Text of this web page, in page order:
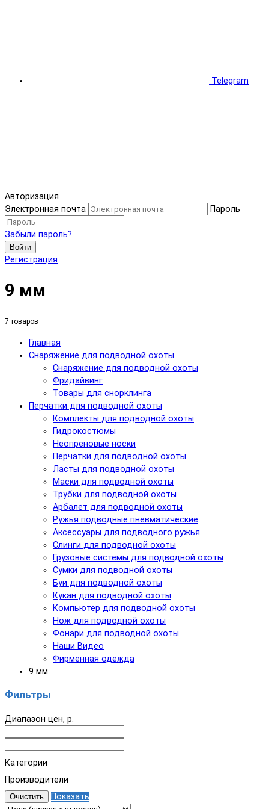
Telegram
Авторизация
Электронная почта
Пароль
Забыли пароль?
Войти
Регистрация
9 мм
7 товаров
Главная
Снаряжение для подводной охоты
Снаряжение для подводной охоты
Фридайвинг
Товары для снорклинга
Перчатки для подводной охоты
Комплекты для подводной охоты
Гидрокостюмы
Неопреновые носки
Перчатки для подводной охоты
Ласты для подводной охоты
Маски для подводной охоты
Трубки для подводной охоты
Арбалет для подводной охоты
Ружья подводные пневматические
Аксессуары для подводного ружья
Слинги для подводной охоты
Грузовые системы для подводной охоты
Сумки для подводной охоты
Буи для подводной охоты
Кукан для подводной охоты
Компьютер для подводной охоты
Нож для подводной охоты
Фонари для подводной охоты
Наши Видео
Фирменная одежда
9 мм
Фильтры
Диапазон цен, р.
Категории
Производители
Очистить Показать